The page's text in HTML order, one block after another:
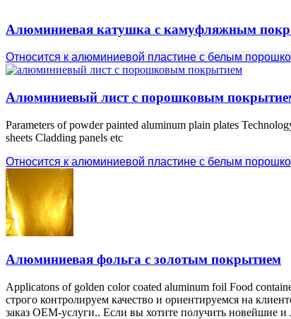
Алюминиевая катушка с камуфляжным
Относится к алюминиевой пластине с белым
Алюминиевый лист с порошковым
Parameters of powder painted aluminum plain plates
sheets Cladding panels etc
Относится к алюминиевой пластине с белым
Алюминиевая фольга с золотым покрытием
Applicatons of golden color coated aluminum foil Food
строго контролируем качество и ориентируемся на
заказ OEM-услуги.. Если вы хотите получить новейшие